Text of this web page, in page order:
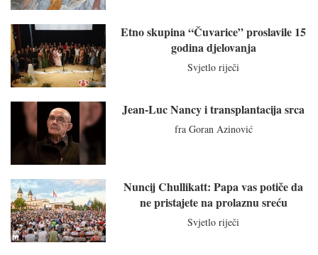
Etno skupina “Čuvarice” proslavile 15
godina djelovanja
Svjetlo riječi
Jean-Luc Nancy i transplantacija srca
fra Goran Azinović
Nuncij Chullikatt: Papa vas potiče da
ne pristajete na prolaznu sreću
Svjetlo riječi